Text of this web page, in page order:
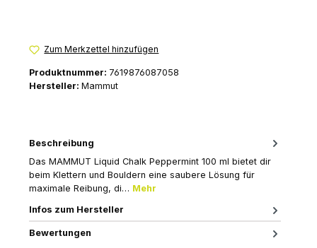
Zum Merkzettel hinzufügen
Produktnummer: 7619876087058
Hersteller: Mammut
Beschreibung
Das MAMMUT Liquid Chalk Peppermint 100 ml bietet dir
beim Klettern und Bouldern eine saubere Lösung für
maximale Reibung, di… Mehr
Infos zum Hersteller
Bewertungen